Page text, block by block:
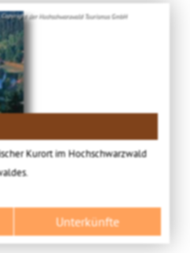
Copyright der Hochschwarzwald Tourismus GmbH
Kurort im Hochschwarzwald
Unterkünfte